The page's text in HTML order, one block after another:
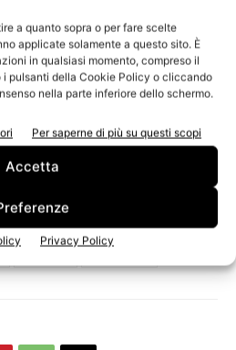
a quanto sopra o per fare scelte
applicate solamente a questo sito. È
in qualsiasi momento, compreso il
pulsanti della Cookie Policy o cliccando
nella parte inferiore dello schermo.
Per saperne di più su questi scopi
Accetta
Privacy Policy
Cassa di Risparmio di
Confindustria Pistoia
Area Centro Cofely Italia
alle Attività produttive